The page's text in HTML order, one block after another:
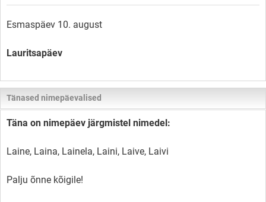
Esmaspäev 10. august
Lauritsapäev
Tänased nimepäevalised
Täna on nimepäev järgmistel nimedel:
Laine, Laina, Lainela, Laini, Laive, Laivi
Palju õnne kõigile!